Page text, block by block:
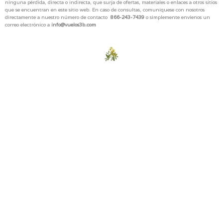
ninguna pérdida, directa o indirecta, que surja de ofertas, materiales o enlaces a otros sitios
que se encuentran en este sitio web. En caso de consultas, comuníquese con nosotros
directamente a nuestro número de contacto 866-243-7439 o simplemente envíenos un
correo electrónico a info@vuelos3b.com